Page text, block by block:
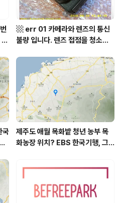
▩ err 01 카메라와 렌즈의 통신
불량 입니다. 렌즈 접점을 청소하
국
제주도 애월 목화밭 청년 농부 목
화농장 위치? EBS 한국기행, 그
디? / 제주도 가볼 만한 곳